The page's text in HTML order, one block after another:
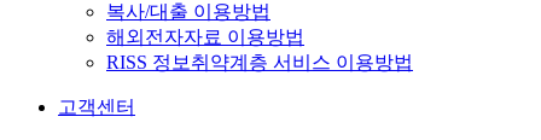
복사/대출 이용방법
해외전자자료 이용방법
RISS 정보취약계층 서비스 이용방법
고객센터